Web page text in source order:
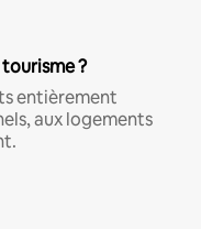
?
entièrement
aux logements